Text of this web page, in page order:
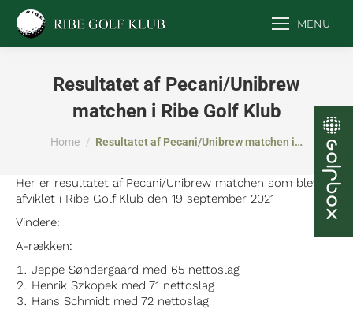
MENU
Resultatet af Pecani/Unibrew
matchen i Ribe Golf Klub
Home Resultatet af Pecani/Unibrew matchen i…
Her er resultatet af Pecani/Unibrew matchen som blev
afviklet i Ribe Golf Klub den 19 september 2021
Vindere:
A-rækken:
Jeppe Søndergaard med 65 nettoslag
Henrik Szkopek med 71 nettoslag
Hans Schmidt med 72 nettoslag